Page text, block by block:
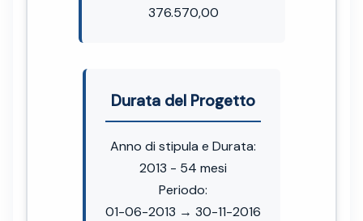
376.570,00
Durata del Progetto
Anno di stipula e Durata:
2013 - 54 mesi
Periodo:
01-06-2013 → 30-11-2016